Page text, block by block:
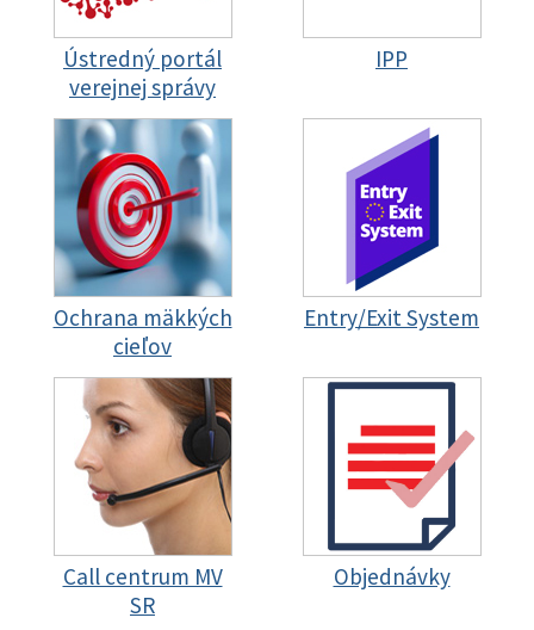
Ústredný portál
verejnej správy
IPP
Ochrana mäkkých
cieľov
Entry/Exit System
Call centrum MV
SR
Objednávky